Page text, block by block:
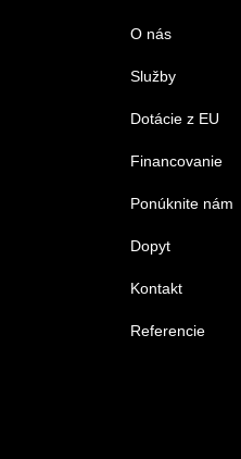
O nás
Služby
Dotácie z EU
Financovanie
Ponúknite nám
Dopyt
Kontakt
Referencie